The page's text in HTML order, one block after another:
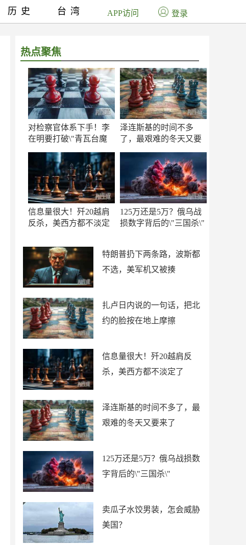
热点聚焦
对检察官体系下手！李
在明要打破\"青瓦台魔
泽连斯基的时间不多
了，最艰难的冬天又要
信息量很大！歼20越肩
反杀，美西方都不淡定
125万还是5万？俄乌战
损数字背后的\"三国杀\"
特朗普扔下两条路，波斯都
不选，美军机又被揍
扎卢日内说的一句话，把北
约的脸按在地上摩擦
信息量很大！歼20越肩反
杀，美西方都不淡定了
泽连斯基的时间不多了，最
艰难的冬天又要来了
125万还是5万？俄乌战损数
字背后的\"三国杀\"
卖瓜子水饺男装，怎会威胁
美国？
历史 台湾 APP访问 登录